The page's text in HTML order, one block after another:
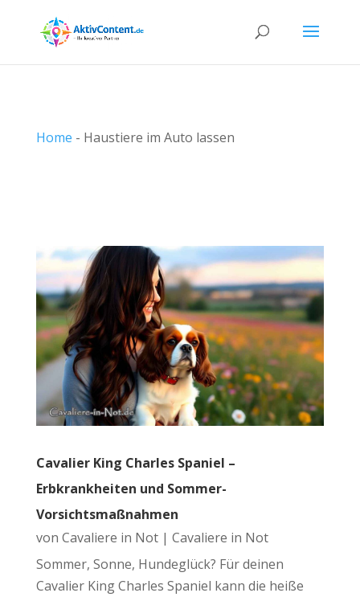
Home - Haustiere im Auto lassen
Cavalier King Charles Spaniel –
Erbkrankheiten und Sommer-
Vorsichtsmaßnahmen
von Cavaliere in Not| Cavaliere in Not
Sommer, Sonne, Hundeglück? Für deinen
Cavalier King Charles Spaniel kann die heiße